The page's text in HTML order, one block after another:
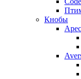
Кнобы